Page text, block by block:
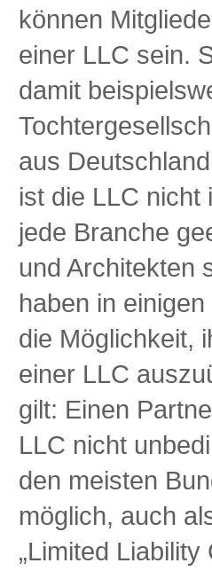
können
einer LLC sein.
damit
aus
ist die LLC nicht
jede Branche
und Architekten
haben in
die Möglichkeit,
einer LLC
gilt: Einen
LLC nicht
den meisten
möglich, auch
„Limited